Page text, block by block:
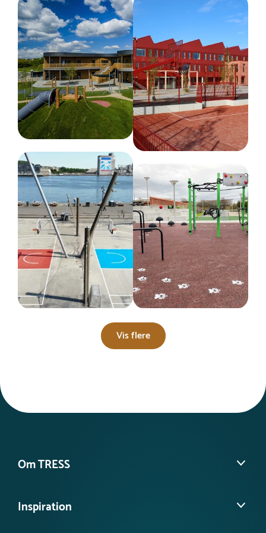
Længde :270 cm
Netto vægt
100 kg
Vis flere
Om TRESS
Vores historie
Inspiration